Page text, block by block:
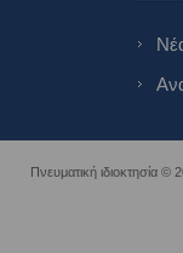
Πνευματική ιδιοκτησία